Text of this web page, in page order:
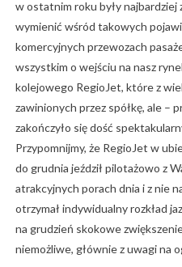
w ostatnim roku były najbardziej
wymienić wśród takowych
komercyjnych przewozach
wszystkim o wejściu na nasz
kolejowego RegioJet, które z
zawinionych przez spółkę, ale –
zakończyło się dość
Przypomnijmy, że RegioJet w
do grudnia jeździł pilotażowo z
atrakcyjnych porach dnia i z nie
otrzymał indywidualny rozkład
na grudzień skokowe
niemożliwe, głównie z uwagi na